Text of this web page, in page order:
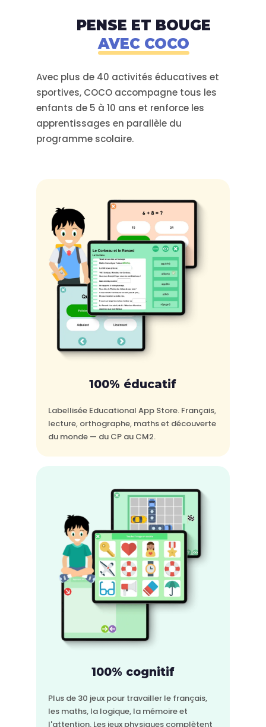
PENSE ET BOUGE
AVEC COCO
Avec plus de 40 activités éducatives et
sportives, COCO accompagne tous les
enfants de 5 à 10 ans et renforce les
apprentissages en parallèle du
programme scolaire.
100% éducatif
Labellisée Educational App Store. Français,
lecture, orthographe, maths et découverte
du monde — du CP au CM2.
100% cognitif
Plus de 30 jeux pour travailler le français,
les maths, la logique, la mémoire et
l'attention. Les jeux physiques complètent